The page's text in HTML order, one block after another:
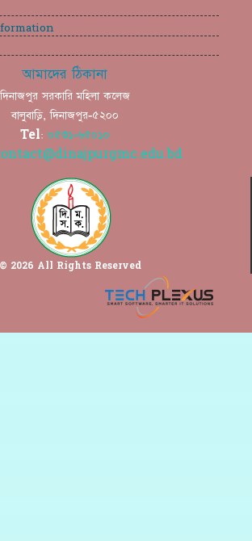
© 2026 All Rights Reserved
আমাদের ঠিকানা
দিনাজপুর সরকারি মহিলা কলেজ
বালুবাড়ি, দিনাজপুর-৫২০০
Tel: ০৫৩১-৬৫০১০